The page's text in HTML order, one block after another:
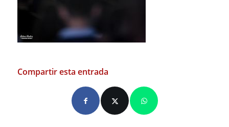
Compartir esta entrada